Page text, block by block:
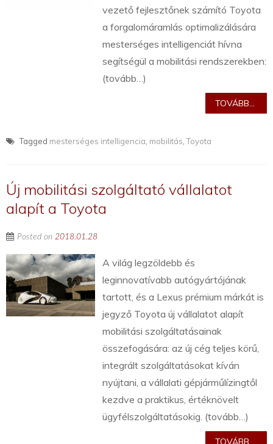
vezető fejlesztőnek számító Toyota
a forgalomáramlás optimalizálására
mesterséges intelligenciát hívna
segítségül a mobilitási rendszerekben:
(tovább…)
TOVÁBB...
Tagged mesterséges intelligencia mobilitás ,Toyota
Új mobilitási szolgáltató vállalatot
alapít a Toyota
Posted on 2018.01.28
A világ legzöldebb és
leginnovatívabb autógyártójának
tartott, és a Lexus prémium márkát is
jegyző Toyota új vállalatot alapít
mobilitási szolgáltatásainak
összefogására: az új cég teljes körű,
integrált szolgáltatásokat kíván
nyújtani, a vállalati gépjárműlízingtől
kezdve a praktikus, értéknövelt
ügyfélszolgáltatásokig. (tovább…)
TOVÁBB...